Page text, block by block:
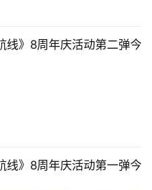
线》8周年庆活动第二弹今
线》8周年庆活动第一弹今